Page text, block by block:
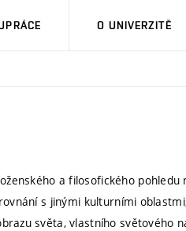
O UNIVERZITĚ
a filosofického pohledu
s jinými kulturními
světa, vlastního světového